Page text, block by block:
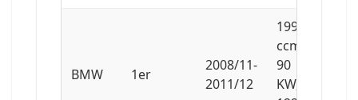
BMW 1er
2008/11-
2011/12
1995
ccm,
90
KW,